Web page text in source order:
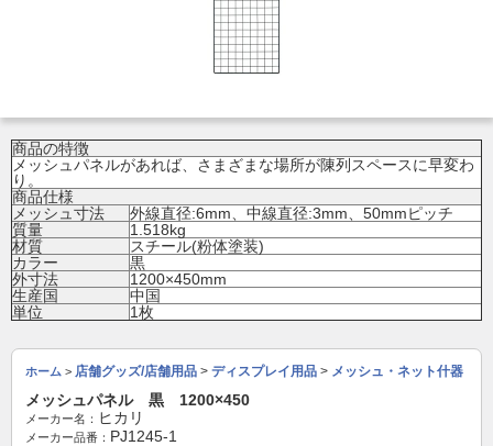
商品の特徴
メッシュパネルがあれば、さまざまな場所が陳列スペースに早変わ
り。
商品仕様
メッシュ寸法
外線直径:6mm、中線直径:3mm、50mmピッチ
質量
1.518kg
材質
スチール(粉体塗装)
カラー
黒
外寸法
1200×450mm
生産国
中国
単位
1枚
ホーム > 店舗グッズ/店舗用品 > ディスプレイ用品 > メッシュ・ネット什器
メッシュパネル 黒 1200×450
メーカー名： ヒカリ
メーカー品番： PJ1245-1